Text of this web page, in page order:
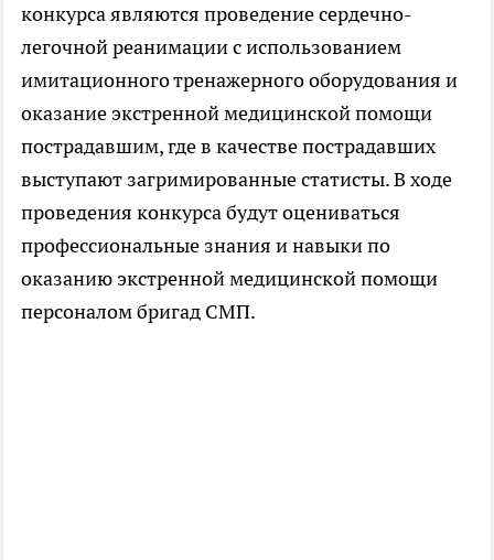
конкурса являются проведение сердечно-
легочной реанимации с использованием
имитационного тренажерного оборудования и
оказание экстренной медицинской помощи
пострадавшим, где в качестве пострадавших
выступают загримированные статисты. В ходе
проведения конкурса будут оцениваться
профессиональные знания и навыки по
оказанию экстренной медицинской помощи
персоналом бригад СМП.